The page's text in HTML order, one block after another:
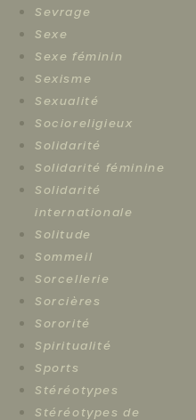
Sevrage
Sexe
Sexe féminin
Sexisme
Sexualité
Socioreligieux
Solidarité
Solidarité féminine
Solidarité
internationale
Solitude
Sommeil
Sorcellerie
Sorcières
Sororité
Spiritualité
Sports
Stéréotypes
Stéréotypes de